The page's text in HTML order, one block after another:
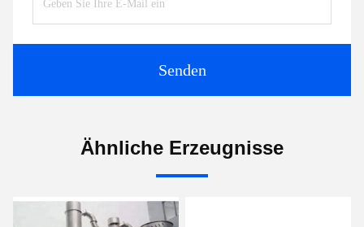
Senden
Ähnliche Erzeugnisse